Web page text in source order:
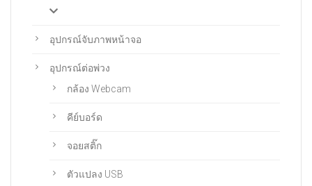
อุปกรณ์จับภาพหน้าจอ
อุปกรณ์ต่อพ่วง
กล้อง Webcam
คีย์บอร์ด
จอยสติ๊ก
ตัวแปลง USB